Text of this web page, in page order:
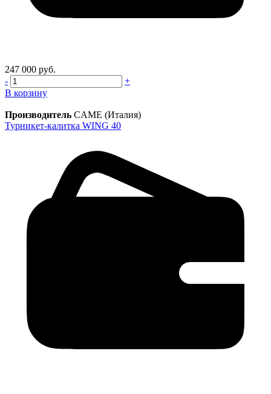
247 000 руб.
-
+
В корзину
Производитель CAME (Италия)
Турникет-калитка WING 40